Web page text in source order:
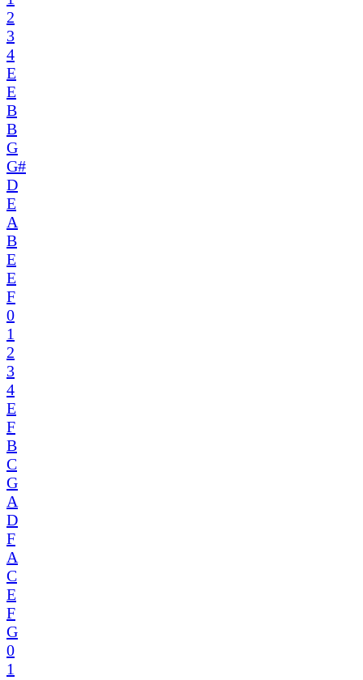
2
3
4
E
E
B
B
G
G#
D
E
A
B
E
E
F
0
1
2
3
4
E
F
B
C
G
A
D
F
A
C
E
F
G
0
1